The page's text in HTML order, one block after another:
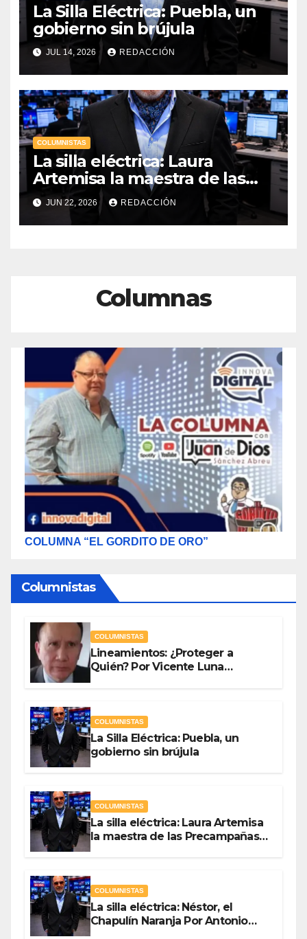
La Silla Eléctrica: Puebla, un
gobierno sin brújula
JUL 14, 2026 REDACCIÓN
COLUMNISTAS
La silla eléctrica: Laura
Artemisa la maestra de las
Precampañas Por Antonio
Ladrón de Guevara
JUN 22, 2026 REDACCIÓN
Columnas
COLUMNA “EL GORDITO DE ORO”
Columnistas
COLUMNISTAS
Lineamientos: ¿Proteger a
Quién? Por Vicente Luna
COLUMNISTAS
La Silla Eléctrica: Puebla, un
gobierno sin brújula
COLUMNISTAS
La silla eléctrica: Laura Artemisa
la maestra de las Precampañas
COLUMNISTAS
La silla eléctrica: Néstor, el
Chapulín Naranja Por Antonio